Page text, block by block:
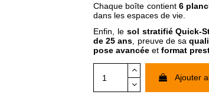
Chaque boîte contient 6
dans les espaces de vie.
Enfin, le sol stratifié Quick-
de 25 ans, preuve de sa
pose avancée et format
Ajouter